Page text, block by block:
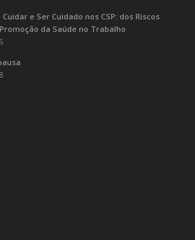
e Ser Cuidado nos CSP: dos Riscos
da Saúde no Trabalho